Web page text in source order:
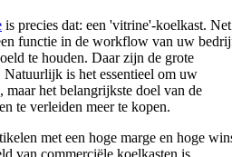
is precies dat: een 'vitrine'-koelkast. Net
functie in de workflow van uw
te houden. Daarzijn de grote
Natuurlijk is het essentieel om uw
, maar het belangrijkste doel van de
te verleiden meer te kopen.
met een hoge marge en hoge
van commerciële koelkasten is